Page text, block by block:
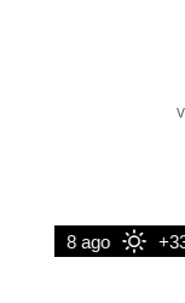
8 ago